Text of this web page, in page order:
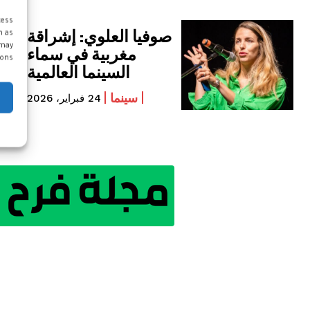
as
صوفيا العلوي: إشراقة
مغربية في سماء
السينما العالمية
سينما 24 فبراير، 2026